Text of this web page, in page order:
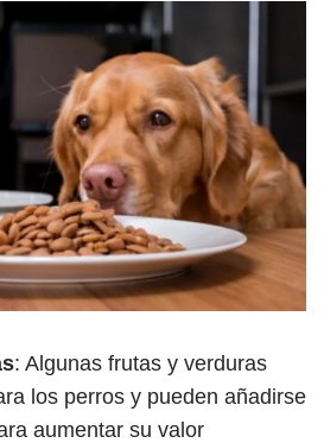
: Algunas frutas y verduras
los perros y pueden añadirse
aumentar su valor